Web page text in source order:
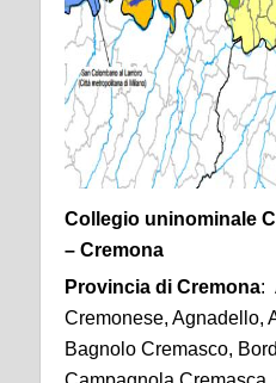
Collegio uninominale
– Cremona
Provincia di Cremona:
Cremonese, Agnadello,
Bagnolo Cremasco,